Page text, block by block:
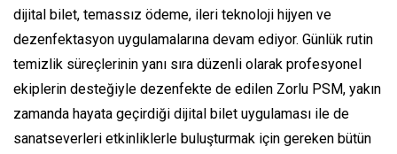
dijital bilet, temassız ödeme, ileri teknoloji hijyen ve
dezenfektasyon uygulamalarına devam ediyor. Günlük rutin
temizlik süreçlerinin yanı sıra düzenli olarak profesyonel
ekiplerin desteğiyle dezenfekte de edilen Zorlu PSM, yakın
zamanda hayata geçirdiği dijital bilet uygulaması ile de
sanatseverleri etkinliklerle buluşturmak için gereken bütün